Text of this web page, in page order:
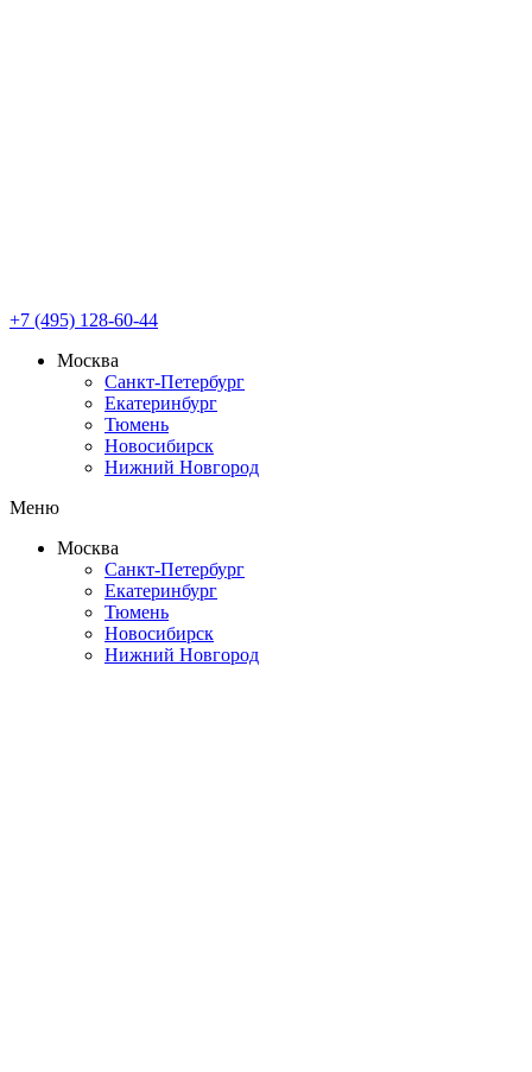
+7 (495) 128-60-44
Москва
Санкт-Петербург
Екатеринбург
Тюмень
Новосибирск
Нижний Новгород
Меню
Москва
Санкт-Петербург
Екатеринбург
Тюмень
Новосибирск
Нижний Новгород